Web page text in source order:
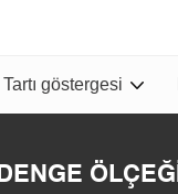
Tartı göstergesi
DENGE ÖLÇEĞI